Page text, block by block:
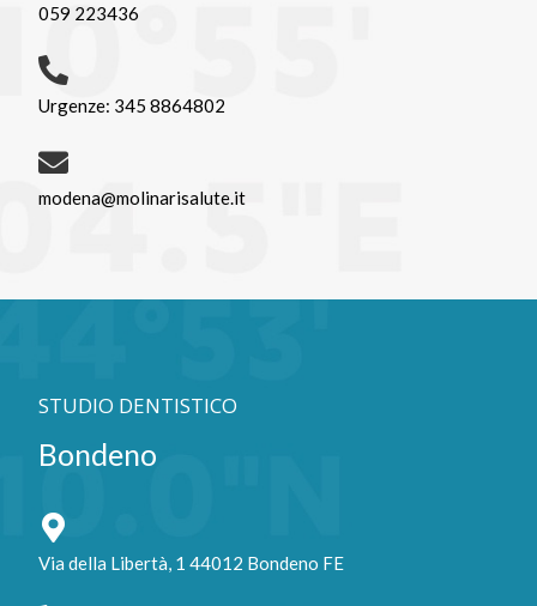
059 223436
Urgenze: 345 8864802
modena@molinarisalute.it
STUDIO DENTISTICO
Bondeno
Via della Libertà, 1 44012 Bondeno FE